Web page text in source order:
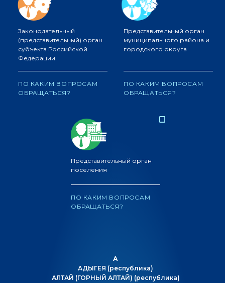
Законодательный
(представительный) орган
субъекта Российской
Федерации
ПО КАКИМ ВОПРОСАМ
ОБРАЩАТЬСЯ?
Представительный орган
муниципального района и
городского округа
ПО КАКИМ ВОПРОСАМ
ОБРАЩАТЬСЯ?
Представительный орган
поселения
ПО КАКИМ ВОПРОСАМ
ОБРАЩАТЬСЯ?
А
АДЫГЕЯ (республика)
АЛТАЙ (ГОРНЫЙ АЛТАЙ) (республика)